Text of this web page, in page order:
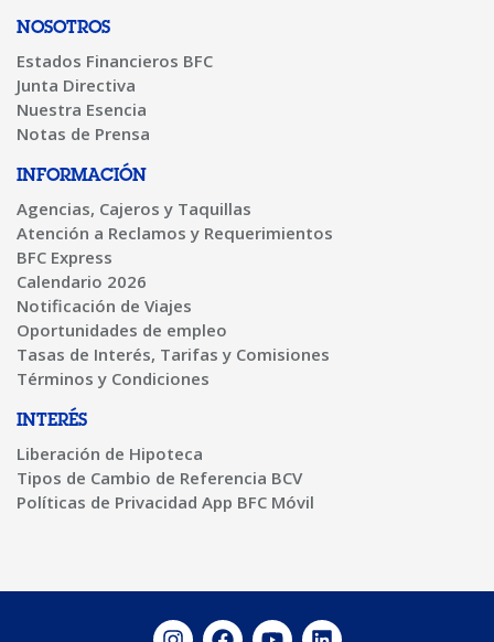
NOSOTROS
Estados Financieros BFC
Junta Directiva
Nuestra Esencia
Notas de Prensa
INFORMACIÓN
Agencias, Cajeros y Taquillas
Atención a Reclamos y Requerimientos
BFC Express
Calendario 2026
Notificación de Viajes
Oportunidades de empleo
Tasas de Interés, Tarifas y Comisiones
Términos y Condiciones
INTERÉS
Liberación de Hipoteca
Tipos de Cambio de Referencia BCV
Políticas de Privacidad App BFC Móvil